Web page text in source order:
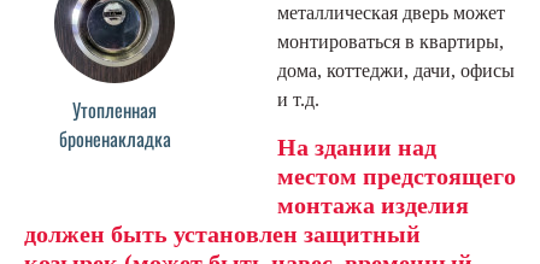
Утопленная
броненакладка
металлическая дверь может
монтироваться в квартиры,
дома, коттеджи, дачи, офисы
и т.д.
На здании над
местом предстоящего
монтажа изделия
должен быть установлен защитный